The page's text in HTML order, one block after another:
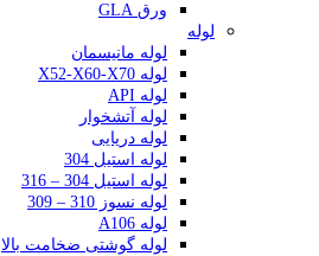
ورق GLA
لوله
لوله مانیسمان
لوله X52-X60-X70
لوله API
لوله آتشخوار
لوله دریایی
لوله استیل 304
لوله استیل 304 – 316
لوله نسوز 310 – 309
لوله A106
لوله گوشتی ضخامت بالا